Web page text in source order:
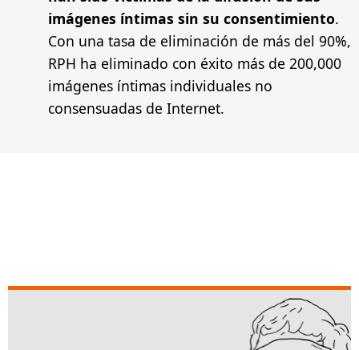
imágenes íntimas sin su consentimiento.
Con una tasa de eliminación de más del 90%,
RPH ha eliminado con éxito más de 200,000
imágenes íntimas individuales no
consensuadas de Internet.